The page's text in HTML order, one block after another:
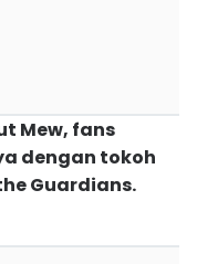
Mew, fans
dengan tokoh
Guardians.